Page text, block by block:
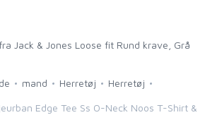
Jack & Jones Loose fit Rund krave, Grå
mand Herretøj Herretøj
Edge Tee Ss O-Neck Noos T-Shirt &